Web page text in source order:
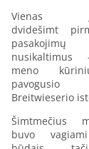
Vienas
dvidešimt
nusikaltimus
meno
pavogusio
Breitwieserio
Šimtmečius
buvo